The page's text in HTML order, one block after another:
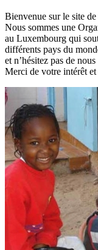
Bienvenue sur le site
Nous sommes une
au Luxembourg qui
différents pays du
et n’hésitez pas de
Merci de votre intérêt